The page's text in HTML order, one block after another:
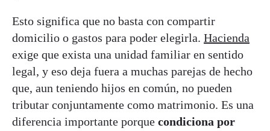
Esto significa que no basta con compartir
domicilio o gastos para poder elegirla. Hacienda
exige que exista una unidad familiar en sentido
legal, y eso deja fuera a muchas parejas de hecho
que, aun teniendo hijos en común, no pueden
tributar conjuntamente como matrimonio. Es una
diferencia importante porque condiciona por